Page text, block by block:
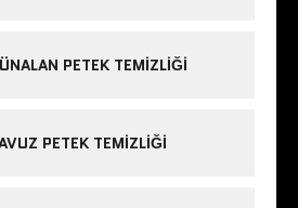
PETEK TEMIZLIĞI
PETEK TEMIZLIĞI